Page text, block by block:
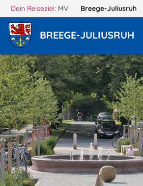
Dein Reiseziel: MV Breege-Juliusruh
BREEGE-JULIUSRUH